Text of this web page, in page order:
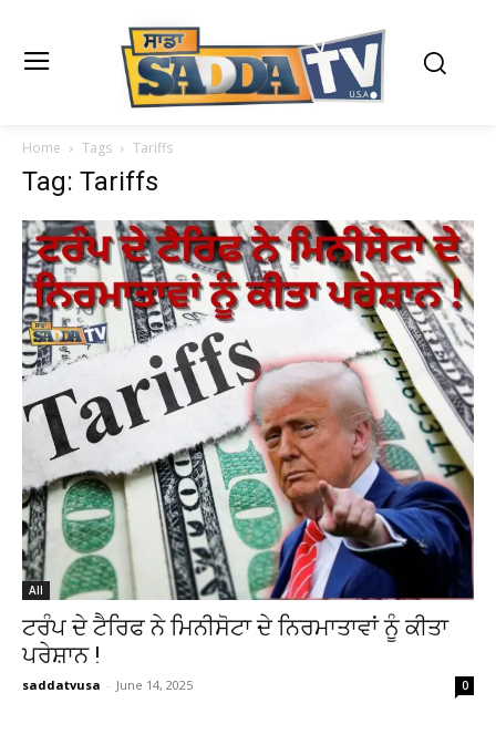
Home Tags Tariffs
Tag: Tariffs
All
ਟਰੰਪ ਦੇ ਟੈਰਿਫ ਨੇ ਮਿਨੀਸੋਟਾ ਦੇ ਨਿਰਮਾਤਾਵਾਂ ਨੂੰ ਕੀਤਾ
ਪਰੇਸ਼ਾਨ !
saddatvusa - June 14, 2025 0